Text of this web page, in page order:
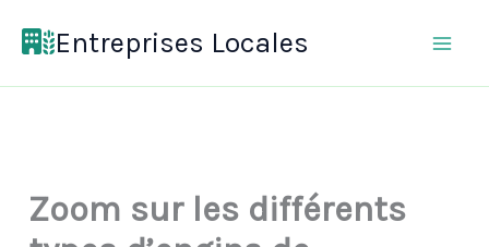
Entreprises Locales
Zoom sur les différents